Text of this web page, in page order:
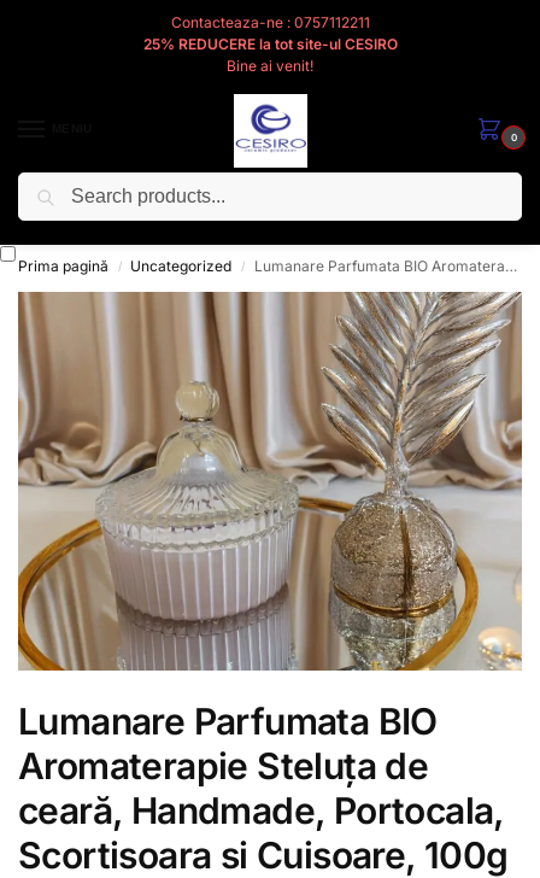
Contacteaza-ne : 0757112211
25% REDUCERE la tot site-ul CESIRO
Bine ai venit!
0
Cesiro
Prima pagină / Uncategorized / Lumanare Parfumata BIO Aromaterapie Steluța de ceară, Handmade, Portocala, Scortisoara si Cuisoare, 100g
Lumanare Parfumata BIO
Aromaterapie Steluța de
ceară, Handmade, Portocala,
Scortisoara si Cuisoare, 100g